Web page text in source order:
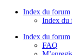
Index du forum
Index du
Index du forum
FAQ